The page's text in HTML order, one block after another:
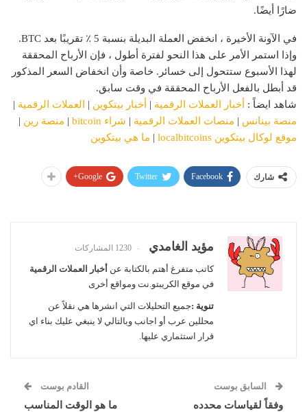
ضارًا أيضًا.
في الآونة الأخيرة ، انخفض العملة البديلة بنسبة 5 ٪ تقريبًا بعد BTC.
وإذا استمر الأمر على هذا النحو لفترة أطول ، فإن الأرباح المحققة
لهذا الأسبوع ستتحول إلى خسائر. خاصة وأن انخفاض السعر المذكور
قد أبطل بالفعل الأرباح المحققة في وقت سابق.
شاهد ايضاً : أخبار العملات الرقمية | أخبار بيتكوين | العملات الرقمية |
منصة بينانس | منصات العملات الرقمية | شراء bitcoin | منصة رين |
موقع لوكال بيتكوين localbitcoins
| ما هي بيتكوين
شارك Facebook
Twitter
Google+
مؤيد الغامدي 1230 المشاركات
كاتب متفرغ أهتم بالكتابة عن أخبار العملات الرقمية
في موقع الكريبتو.نت ومواقع أخرى
تنوية :جميع التحليلات التي انشرها هي نقلاً عن
محللين عرب أو اجانب وبالتالي لا ينبغي عليك بناء اي
قرار استثماري عليها.
السابق بوست
وفقاً لقياسات محدده
القادم بوست
ما هو الوقت المناسب